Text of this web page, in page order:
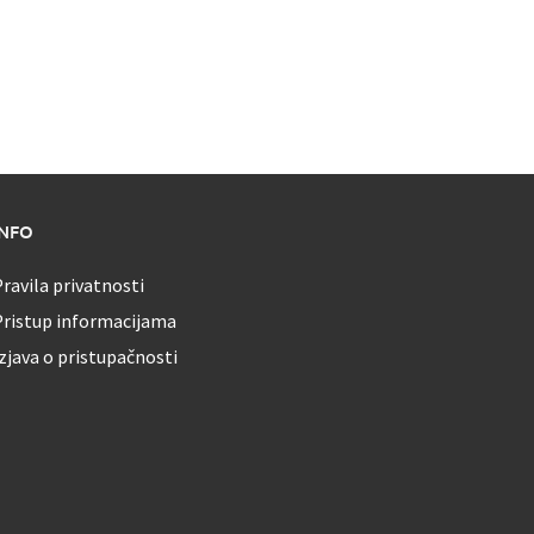
privatnosti
informacijama
o pristupačnosti